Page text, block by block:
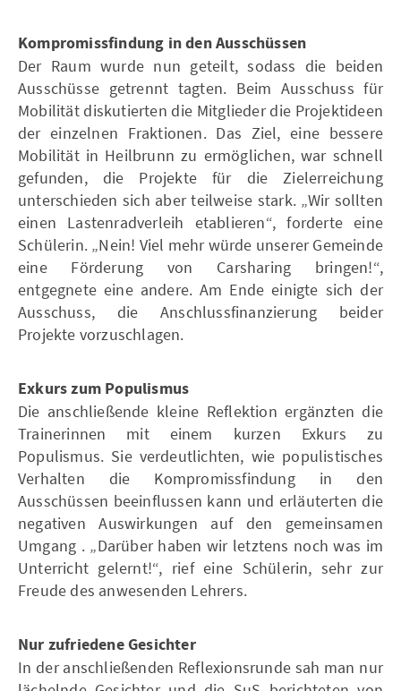
Kompromissfindung in den Ausschüssen
Der Raum wurde nun geteilt, sodass die beiden
Ausschüsse getrennt tagten. Beim Ausschuss für
Mobilität diskutierten die Mitglieder die Projektideen
der einzelnen Fraktionen. Das Ziel, eine bessere
Mobilität in Heilbrunn zu ermöglichen, war schnell
gefunden, die Projekte für die Zielerreichung
unterschieden sich aber teilweise stark. „Wir sollten
einen Lastenradverleih etablieren“, forderte eine
Schülerin. „Nein! Viel mehr würde unserer Gemeinde
eine Förderung von Carsharing bringen!“,
entgegnete eine andere. Am Ende einigte sich der
Ausschuss, die Anschlussfinanzierung beider
Projekte vorzuschlagen.
Exkurs zum Populismus
Die anschließende kleine Reflektion ergänzten die
Trainerinnen mit einem kurzen Exkurs zu
Populismus. Sie verdeutlichten, wie populistisches
Verhalten die Kompromissfindung in den
Ausschüssen beeinflussen kann und erläuterten die
negativen Auswirkungen auf den gemeinsamen
Umgang . „Darüber haben wir letztens noch was im
Unterricht gelernt!“, rief eine Schülerin, sehr zur
Freude des anwesenden Lehrers.
Nur zufriedene Gesichter
In der anschließenden Reflexionsrunde sah man nur